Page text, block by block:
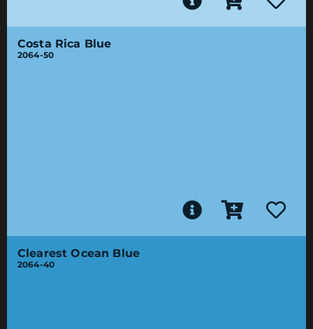
Costa Rica Blue
2064-50
Clearest Ocean Blue
2064-40